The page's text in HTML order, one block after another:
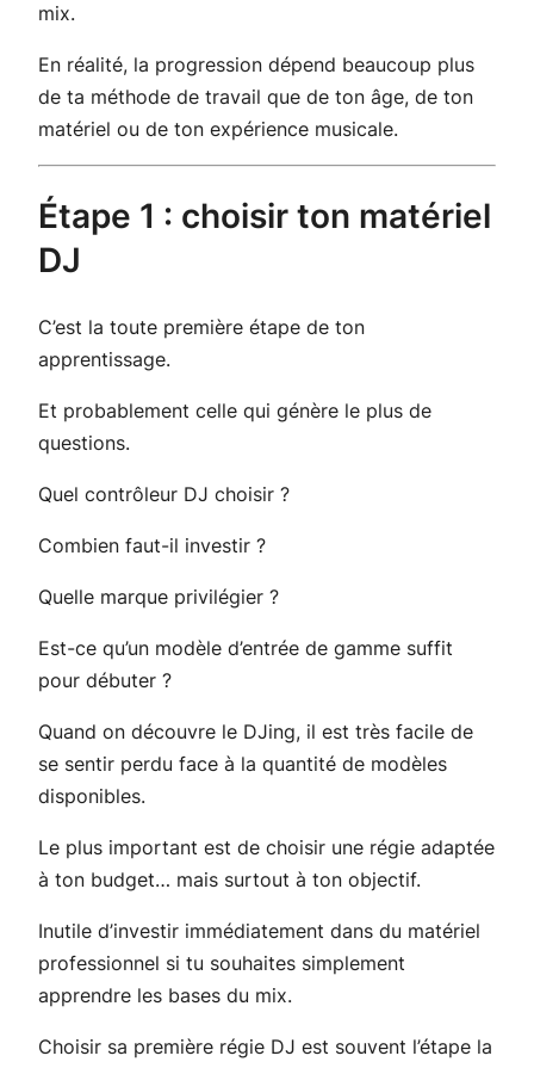
mix.
En réalité, la progression dépend beaucoup plus
de ta méthode de travail que de ton âge, de ton
matériel ou de ton expérience musicale.
Étape 1 : choisir ton matériel
DJ
C’est la toute première étape de ton
apprentissage.
Et probablement celle qui génère le plus de
questions.
Quel contrôleur DJ choisir ?
Combien faut-il investir ?
Quelle marque privilégier ?
Est-ce qu’un modèle d’entrée de gamme suffit
pour débuter ?
Quand on découvre le DJing, il est très facile de
se sentir perdu face à la quantité de modèles
disponibles.
Le plus important est de choisir une régie adaptée
à ton budget… mais surtout à ton objectif.
Inutile d’investir immédiatement dans du matériel
professionnel si tu souhaites simplement
apprendre les bases du mix.
Choisir sa première régie DJ est souvent l’étape la